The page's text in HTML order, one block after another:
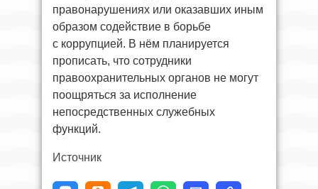
правонарушениях или оказавших иным
образом содействие в борьбе
с коррупцией. В нём планируется
прописать, что сотрудники
правоохранительных органов не могут
поощряться за исполнение
непосредственных служебных
функций.
Источник